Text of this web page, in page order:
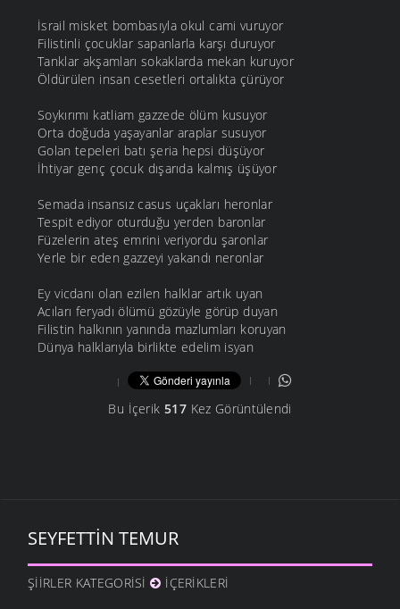
İsrail misket bombasıyla okul cami vuruyor
Filistinli çocuklar sapanlarla karşı duruyor
Tanklar akşamları sokaklarda mekan kuruyor
Öldürülen insan cesetleri ortalıkta çürüyor
Soykırımı katliam gazzede ölüm kusuyor
Orta doğuda yaşayanlar araplar susuyor
Golan tepeleri batı şeria hepsi düşüyor
İhtiyar genç çocuk dışarıda kalmış üşüyor
Semada insansız casus uçakları heronlar
Tespit ediyor oturduğu yerden baronlar
Füzelerin ateş emrini veriyordu şaronlar
Yerle bir eden gazzeyi yakandı neronlar
Ey vicdanı olan ezilen halklar artık uyan
Acıları feryadı ölümü gözüyle görüp duyan
Filistin halkının yanında mazlumları koruyan
Dünya halklarıyla birlikte edelim isyan
Bu İçerik 517Kez Görüntülendi
SEYFETTIN TEMUR
ŞIIRLER KATEGORISI İÇERIKLERI